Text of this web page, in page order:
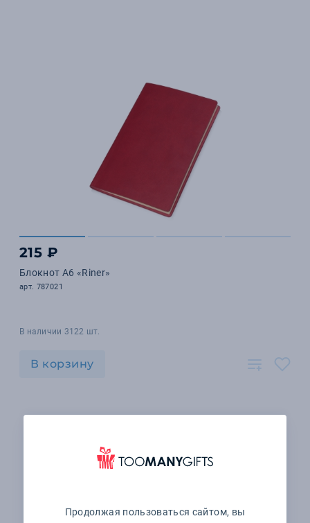
215 ₽
Блокнот А6 «Riner»
арт. 787021
В наличии 3122 шт.
В корзину
Продолжая пользоваться сайтом, вы